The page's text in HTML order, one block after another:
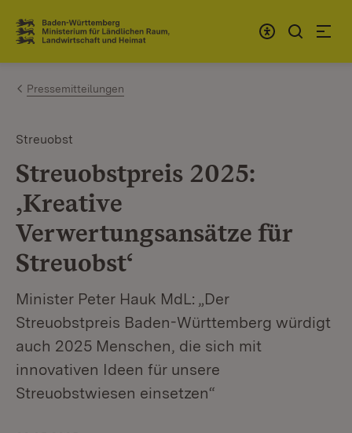
Zum Inhalt springen
Link zur Startseite
Pressemitteilungen
Streuobst
Streuobstpreis 2025:
,Kreative
Verwertungsansätze für
Streuobst‘
Minister Peter Hauk MdL: „Der
Streuobstpreis Baden-Württemberg würdigt
auch 2025 Menschen, die sich mit
innovativen Ideen für unsere
Streuobstwiesen einsetzen“